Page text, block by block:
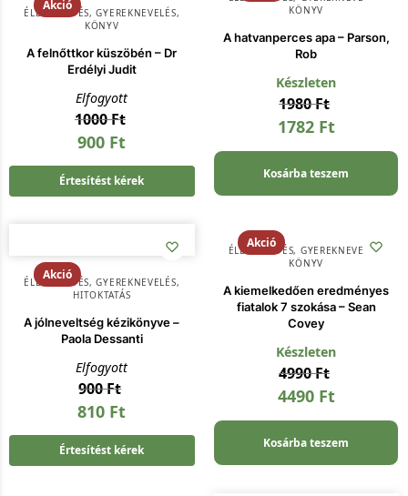
Akció
ÉLETVEZETÉS,GYEREKNEVELÉS,
KÖNYV
A felnőttkor küszöbén – Dr
Erdélyi Judit
Elfogyott
1000Ft
900 Ft
Értesítést kérek
KÖNYV
A hatvanperces apa – Parson,
Rob
Készleten
1980Ft
1782 Ft
Kosárba teszem
Akció
ÉLETVEZETÉS,GYEREKNEVELÉS,
HITOKTATÁS
A jólneveltség kézikönyve –
Paola Dessanti
Elfogyott
900Ft
810 Ft
Értesítést kérek
Akció
ÉLETVEZETÉS, GYEREKNEVELÉS,
KÖNYV
A kiemelkedően eredményes
fiatalok 7 szokása – Sean
Covey
Készleten
4990Ft
4490 Ft
Kosárba teszem